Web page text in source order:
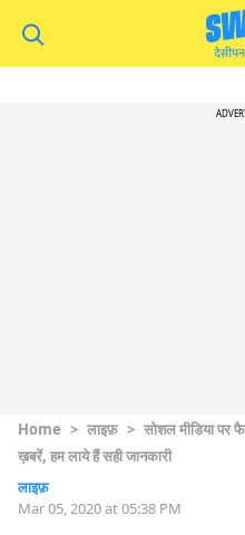
Home > लाइफ़ > सोशल मीडिया पर
ख़बरें, हम लाये हैं सही जानकारी
लाइफ़
Mar 05, 2020 at 05:38 PM